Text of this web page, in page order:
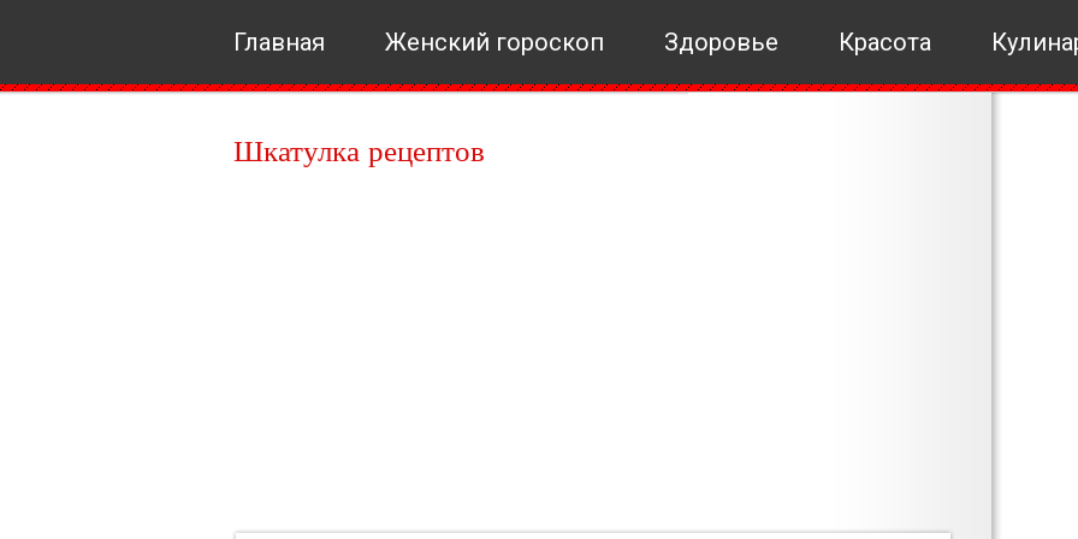
Главная Женский гороскоп Здоровье Красота
Шкатулка рецептов